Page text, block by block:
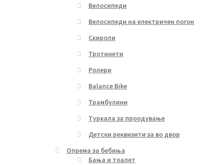
Велосипеди
Велосипеди на електричен погон
Скироли
Тротинети
Ролери
Balance Bike
Трамбулини
Туркала за проодување
Детски реквизити за во двор
Опрема за бебиња
Бања и тоалет